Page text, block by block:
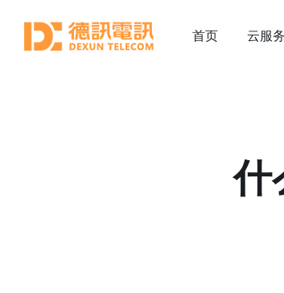
首页 云服
什